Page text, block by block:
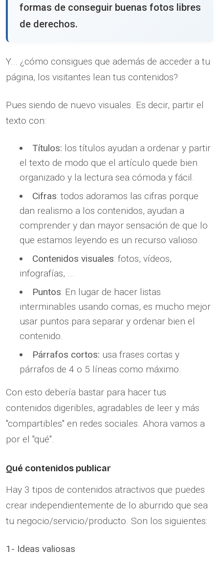
formas de conseguir buenas fotos libres
de derechos.
Y... ¿cómo consigues que además de acceder a tu
página, los visitantes lean tus contenidos?
Pues siendo de nuevo visuales. Es decir, partir el
texto con:
Títulos: los títulos ayudan a ordenar y partir
el texto de modo que el artículo quede bien
organizado y la lectura sea cómoda y fácil.
Cifras: todos adoramos las cifras porque
dan realismo a los contenidos, ayudan a
comprender y dan mayor sensación de que lo
que estamos leyendo es un recurso valioso.
Contenidos visuales: fotos, vídeos,
infografías, ...
Puntos: En lugar de hacer listas
interminables usando comas, es mucho mejor
usar puntos para separar y ordenar bien el
contenido.
Párrafos cortos: usa frases cortas y
párrafos de 4 o 5 líneas como máximo.
Con esto debería bastar para hacer tus
contenidos digeribles, agradables de leer y más
"compartibles" en redes sociales. Ahora vamos a
por el "qué".
Qué contenidos publicar
Hay 3 tipos de contenidos atractivos que puedes
crear independientemente de lo aburrido que sea
tu negocio/servicio/producto. Son los siguientes:
1- Ideas valiosas